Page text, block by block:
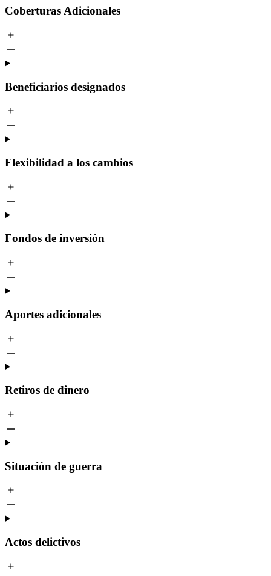
Coberturas Adicionales
Beneficiarios designados
Flexibilidad a los cambios
Fondos de inversión
Aportes adicionales
Retiros de dinero
Situación de guerra
Actos delictivos